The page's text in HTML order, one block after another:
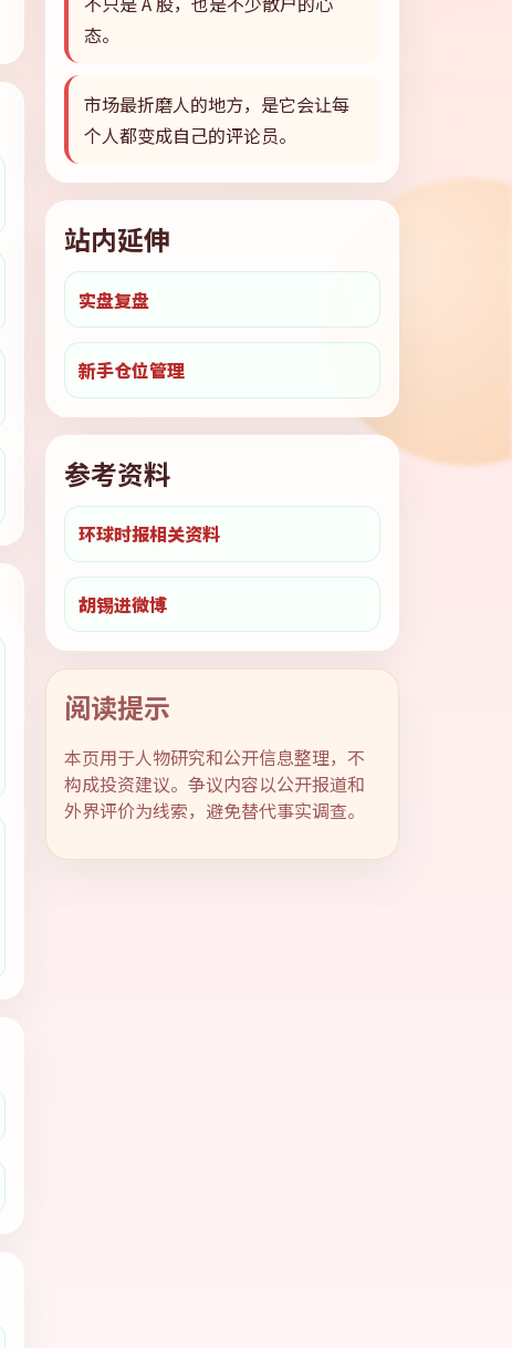
态。
市场最折磨人的地方，是它会让每
个人都变成自己的评论员。
站内延伸
实盘复盘
新手仓位管理
参考资料
环球时报相关资料
胡锡进微博
阅读提示
本页用于人物研究和公开信息整理，不
构成投资建议。争议内容以公开报道和
外界评价为线索，避免替代事实调查。